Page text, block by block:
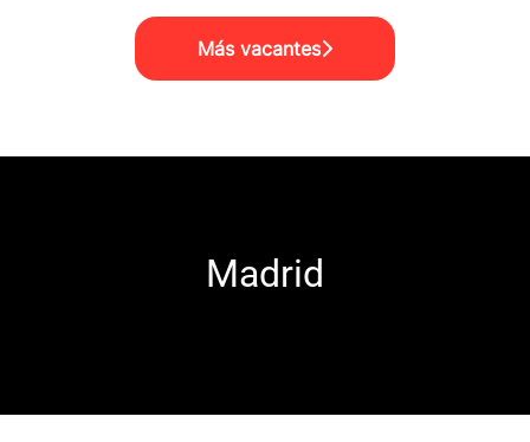
Más vacantes
Madrid